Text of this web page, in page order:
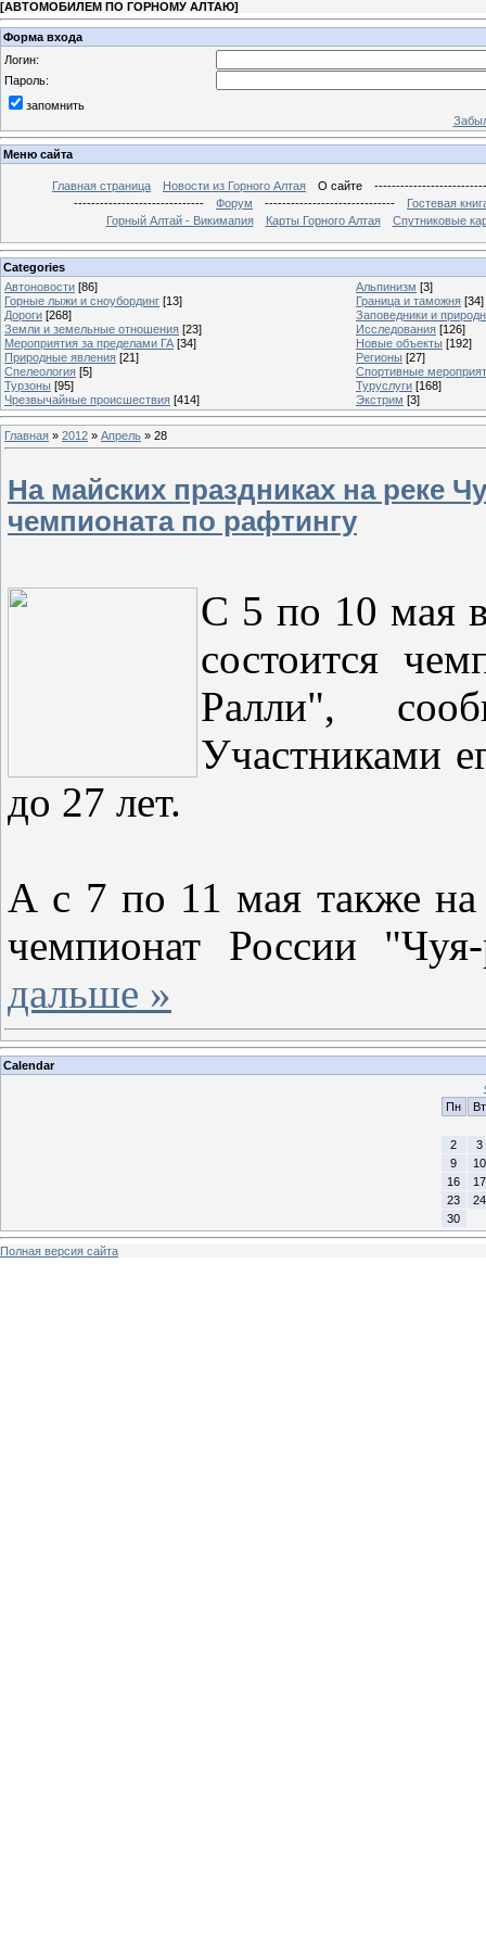
[АВТОМОБИЛЕМ ПО ГОРНОМУ АЛТАЮ]
Форма входа
Логин:
Пароль:
запомнить
Меню сайта
Главная страница Новости из Горного Алтая О сайте
------------------------------
Форум ------------------------------
Гостевая
Горный Алтай - Викимапия
Карты Горного Алтая Спутниковые
Categories
Автоновости [86] Альпинизм [3]
Горные лыжи и сноубординг [13] Граница и таможня [34]
Дороги [268]
Заповедники и
Земли и земельные отношения [23] Исследования [126]
Мероприятия за пределами ГА [34] Новые объекты [192]
Природные явления [21] Регионы [27]
Спелеология [5]
Спортивные
Турзоны [95] Туруслуги [168]
Чрезвычайные происшествия [414] Экстрим [3]
Главная » 2012 » Апрель » 28
На майских праздниках на реке
чемпионата по рафтингу
С 5 по 10 мая
состоится
Ралли",
Участниками
до 27 лет.
А с 7 по 11 мая также на
чемпионат России
дальше »
Calendar
Пн
Вт
2
3
9
10
16
17
23
24
30
Полная версия сайта